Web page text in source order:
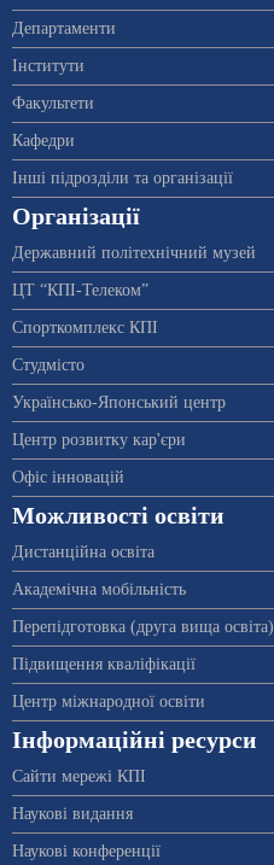
Департаменти
Інститути
Факультети
Кафедри
Інші підрозділи та організації
Організації
Державний політехнічний музей
ЦТ “КПІ-Телеком”
Спорткомплекс КПІ
Студмісто
Українсько-Японський центр
Центр розвитку кар'єри
Офіс інновацій
Можливості освіти
Дистанційна освіта
Академічна мобільність
Перепідготовка (друга вища освіта)
Підвищення кваліфікації
Центр міжнародної освіти
Інформаційні ресурси
Сайти мережі КПІ
Наукові видання
Наукові конференції